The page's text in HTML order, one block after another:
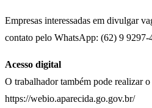
Empresas interessadas em divulgar
contato pelo WhatsApp: (62) 9 9297-
Acesso digital
O trabalhador também pode realizar
https://webio.aparecida.go.gov.br/